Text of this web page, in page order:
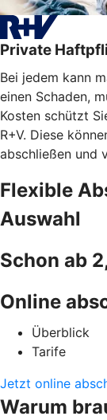
Private
Bei jedem kann
einen Schaden,
Kosten schützt
R+V. Diese
abschließen und
Flexible
Auswahl
Schon ab
Online
Überblick
Tarife
Jetzt online
Warum